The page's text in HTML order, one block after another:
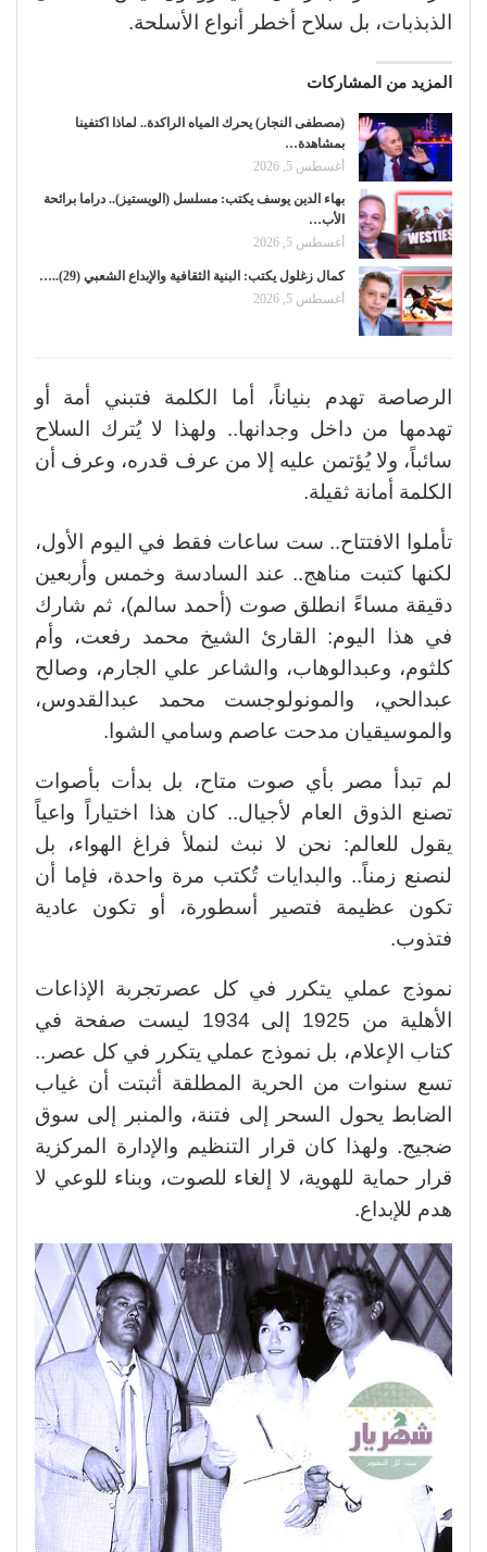
الذبذبات، بل سلاح أخطر أنواع الأسلحة.
المزيد من المشاركات
(مصطفى النجار) يحرك المياه الراكدة.. لماذا اكتفينا
بمشاهدة…
أغسطس 5, 2026
بهاء الدين يوسف يكتب: مسلسل (الويستيز).. دراما برائحة
الأب…
أغسطس 5, 2026
كمال زغلول يكتب: البنية الثقافية والإبداع الشعبي (29)..…
أغسطس 5, 2026
الرصاصة تهدم بنياناً، أما الكلمة فتبني أمة أو
تهدمها من داخل وجدانها.. ولهذا لا يُترك السلاح
سائباً، ولا يُؤتمن عليه إلا من عرف قدره، وعرف أن
الكلمة أمانة ثقيلة.
تأملوا الافتتاح.. ست ساعات فقط في اليوم الأول،
لكنها كتبت مناهج.. عند السادسة وخمس وأربعين
دقيقة مساءً انطلق صوت (أحمد سالم)، ثم شارك
في هذا اليوم: القارئ الشيخ محمد رفعت، وأم
كلثوم، وعبدالوهاب، والشاعر علي الجارم، وصالح
عبدالحي، والمونولوجست محمد عبدالقدوس،
والموسيقيان مدحت عاصم وسامي الشوا.
لم تبدأ مصر بأي صوت متاح، بل بدأت بأصوات
تصنع الذوق العام لأجيال.. كان هذا اختياراً واعياً
يقول للعالم: نحن لا نبث لنملأ فراغ الهواء، بل
لنصنع زمناً.. والبدايات تُكتب مرة واحدة، فإما أن
تكون عظيمة فتصير أسطورة، أو تكون عادية
فتذوب.
نموذج عملي يتكرر في كل عصرتجربة الإذاعات
الأهلية من 1925 إلى 1934 ليست صفحة في
كتاب الإعلام، بل نموذج عملي يتكرر في كل عصر..
تسع سنوات من الحرية المطلقة أثبتت أن غياب
الضابط يحول السحر إلى فتنة، والمنبر إلى سوق
ضجيج. ولهذا كان قرار التنظيم والإدارة المركزية
قرار حماية للهوية، لا إلغاء للصوت، وبناء للوعي لا
هدم للإبداع.